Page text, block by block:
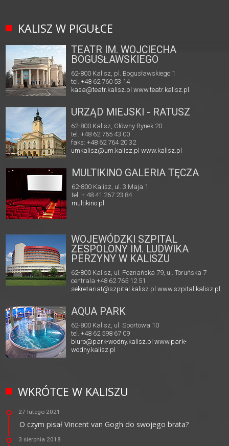
KALISZ W PIGUŁCE
TEATR IM. WOJCIECHA
BOGUSŁAWSKIEGO
62-800 Kalisz, pl. Bogusławskiego 1
tel. +48 62 760 53 14
kasa@teatr.kalisz.pl www.teatr.kalisz.pl
URZĄD MIEJSKI - RATUSZ
62-800 Kalisz, Główny Rynek 20
tel. +48 62 765 43 00
faks: +48 62 764 20 32
umkalisz@um.kalisz.plwww.kalisz.pl
MULTIKINO GALERIA TĘCZA
62-800 Kalisz, ul. 3 Maja 1
tel. + 48 41 267 23 84
multikino.pl
WOJEWÓDZKI SZPITAL
ZESPOLONY IM. LUDWIKA
PERZYNY W KALISZU
62-800 Kalisz, ul. Poznańska 79, ul. Toruńska 7
centrala +48 62 765 12 51
sekretariat@szpital.kalisz.pl www.szpital.kalisz.pl
AQUA PARK
62-800 Kalisz, ul. Sportowa 10
tel. +48 62 598 67 09
biuro@park-wodny.kalisz.pl www.park-
wodny.kalisz.pl
WKRÓTCE W KALISZU
27 lutego 2021
O czym pisał Vincent van Gogh do swojego brata?
3 sierpnia 2018